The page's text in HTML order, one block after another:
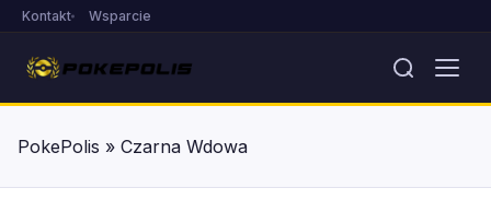
Kontakt Wsparcie
PokePolis » Czarna Wdowa